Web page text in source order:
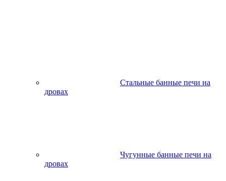
Стальные банные печи на
дровах
Чугунные банные печи на
дровах